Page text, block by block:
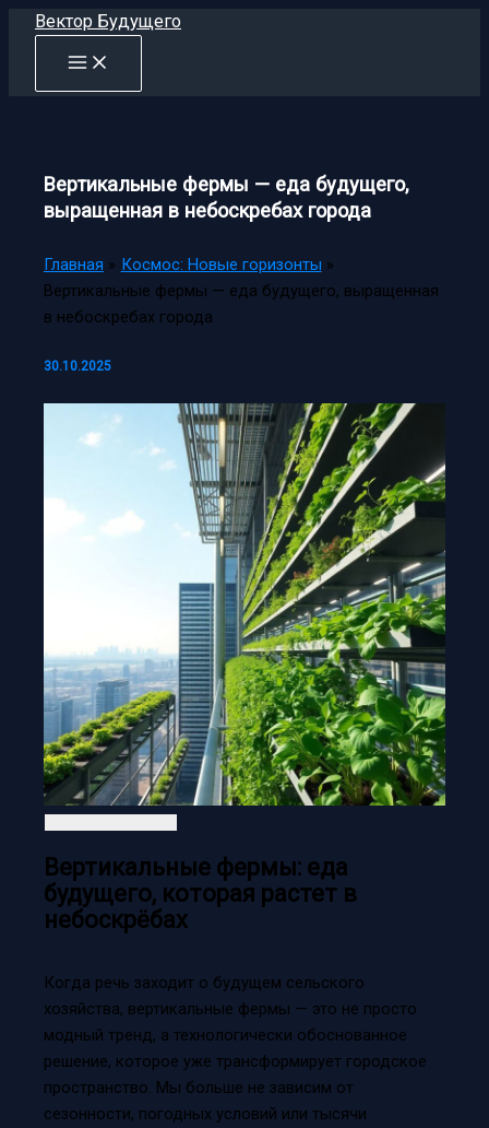
Перейти
содержимому
Вектор Будущего
Вертикальные фермы — еда будущего,
выращенная в небоскребах города
Главная
Космос: Новые горизонты
Вертикальные фермы — еда будущего, выращенная
в небоскребах города
30.10.2025
Вертикальные фермы: еда
будущего, которая растет в
небоскрёбах
Когда речь заходит о будущем сельского
хозяйства, вертикальные фермы — это не просто
модный тренд, а технологически обоснованное
решение, которое уже трансформирует городское
пространство. Мы больше не зависим от
сезонности, погодных условий или тысячи